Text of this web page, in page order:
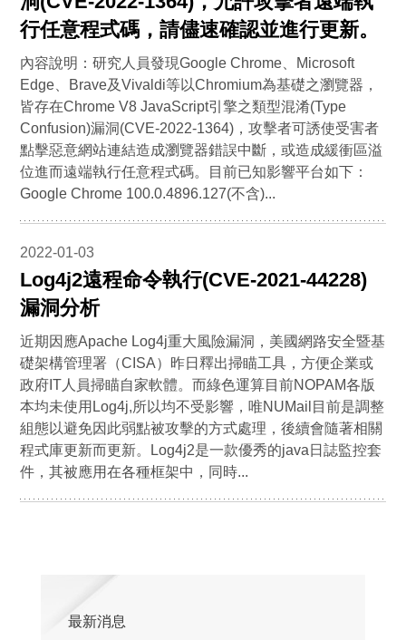
行任意程式碼，請儘速確認並進行更新。
內容說明：研究人員發現Google Chrome、Microsoft
Edge、Brave及Vivaldi等以Chromium為基礎之瀏覽器，
皆存在Chrome V8 JavaScript引擎之類型混淆(Type
Confusion)漏洞(CVE-2022-1364)，攻擊者可誘使受害者
點擊惡意網站連結造成瀏覽器錯誤中斷，或造成緩衝區溢
位進而遠端執行任意程式碼。目前已知影響平台如下：
Google Chrome 100.0.4896.127(不含)...
2022-01-03
Log4j2遠程命令執行(CVE-2021-44228)
漏洞分析
近期因應Apache Log4j重大風險漏洞，美國網路安全暨基
礎架構管理署（CISA）昨日釋出掃瞄工具，方便企業或
政府IT人員掃瞄自家軟體。而綠色運算目前NOPAM各版
本均未使用Log4j,所以均不受影響，唯NUMail目前是調整
組態以避免因此弱點被攻擊的方式處理，後續會隨著相關
程式庫更新而更新。Log4j2是一款優秀的java日誌監控套
件，其被應用在各種框架中，同時...
最新消息